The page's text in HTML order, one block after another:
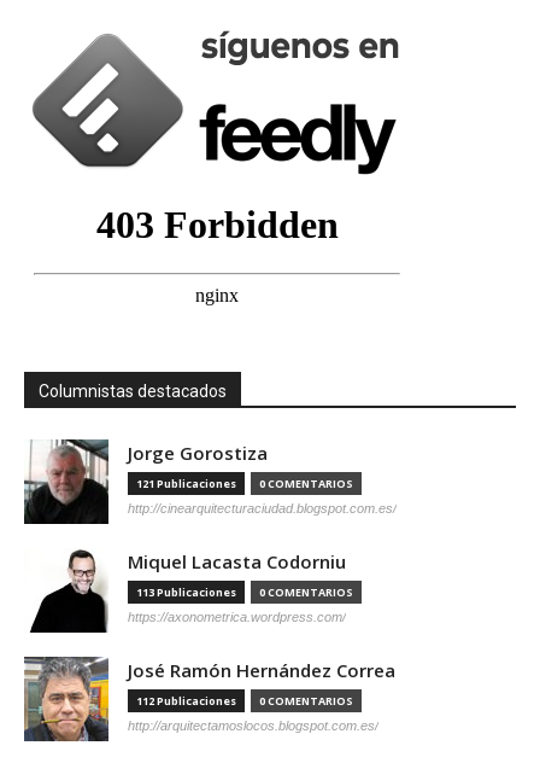
Columnistas destacados
Jorge Gorostiza
121 Publicaciones 0 COMENTARIOS
http://cinearquitecturaciudad.blogspot.com.es/
Miquel Lacasta Codorniu
113 Publicaciones 0 COMENTARIOS
https://axonometrica.wordpress.com/
José Ramón Hernández Correa
112 Publicaciones 0 COMENTARIOS
http://arquitectamoslocos.blogspot.com.es/